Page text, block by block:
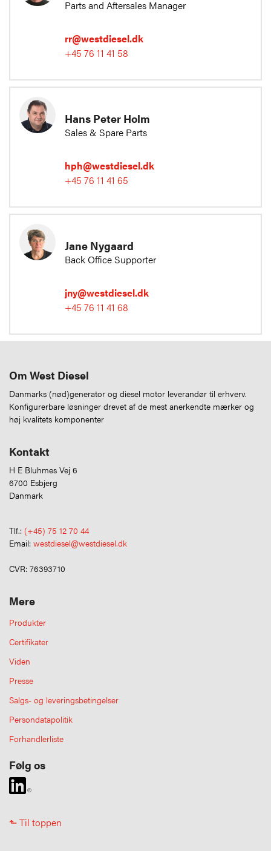
Parts and Aftersales Manager
rr@westdiesel.dk
+45 76 11 41 58
Hans Peter Holm
Sales & Spare Parts
hph@westdiesel.dk
+45 76 11 41 65
Jane Nygaard
Back Office Supporter
jny@westdiesel.dk
+45 76 11 41 68
Om West Diesel
Danmarks (nød)generator og diesel motor leverandør til erhverv.
Konfigurerbare løsninger drevet af de mest anerkendte mærker og
høj kvalitets komponenter
Kontakt
H E Bluhmes Vej 6
6700 Esbjerg
Danmark
Tlf.: (+45) 75 12 70 44
Email: westdiesel@westdiesel.dk
CVR: 76393710
Mere
Produkter
Certifikater
Viden
Presse
Salgs- og leveringsbetingelser
Persondatapolitik
Forhandlerliste
Følg os
⬑ Til toppen